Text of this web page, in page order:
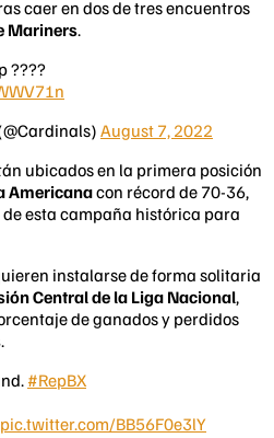
caer en dos de tres encuentros
Mariners.
????
August 7, 2022
ubicados en la primera posición
Americanacon récord de 70-36,
esta campaña histórica para
instalarse de forma solitaria
Central de la Liga Nacional,
de ganados y perdidos
.
#RepBX
pic.twitter.com/BB56F0e3lY